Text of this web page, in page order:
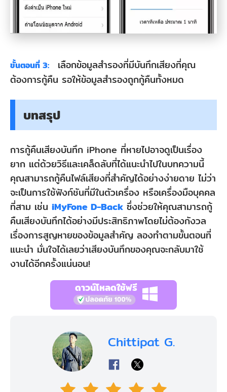
ขั้นตอนที่ 3:
เลือกข้อมูลสำรองที่มีบันทึกเสียงที่คุณ
ต้องการกู้คืน รอให้ข้อมูลสำรองถูกกู้คืนทั้งหมด
บทสรุป
การกู้คืนเสียงบันทึก iPhone ที่หายไปอาจดูเป็นเรื่อง
ยาก แต่ด้วยวิธีและเคล็ดลับที่ได้แนะนำไปในบทความนี้
คุณสามารถกู้คืนไฟล์เสียงที่สำคัญได้อย่างง่ายดาย ไม่ว่า
จะเป็นการใช้ฟังก์ชันที่มีในตัวเครื่อง หรือเครื่องมือบุคคล
ที่สาม เช่น iMyFone D-Back ซึ่งช่วยให้คุณสามารถกู้
คืนเสียงบันทึกได้อย่างมีประสิทธิภาพโดยไม่ต้องกังวล
เรื่องการสูญหายของข้อมูลสำคัญ ลองทำตามขั้นตอนที่
แนะนำ มั่นใจได้เลยว่าเสียงบันทึกของคุณจะกลับมาใช้
งานได้อีกครั้งแน่นอน!
ดาวน์โหลดใช้ฟรี
Chittipat G.